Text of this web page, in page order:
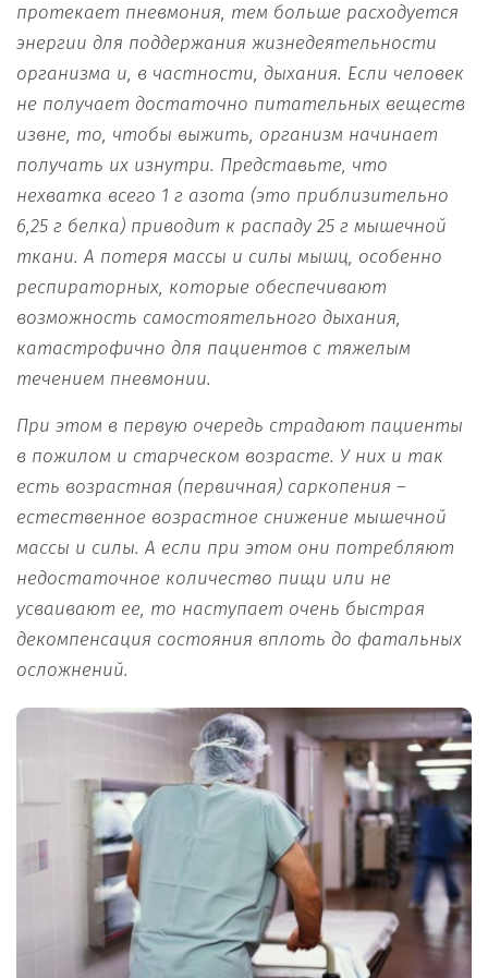
протекает пневмония, тем больше расходуется
энергии для поддержания жизнедеятельности
организма и, в частности, дыхания. Если человек
не получает достаточно питательных веществ
извне, то, чтобы выжить, организм начинает
получать их изнутри. Представьте, что
нехватка всего 1 г азота (это приблизительно
6,25 г белка) приводит к распаду 25 г мышечной
ткани. А потеря массы и силы мышц, особенно
респираторных, которые обеспечивают
возможность самостоятельного дыхания,
катастрофично для пациентов с тяжелым
течением пневмонии.
При этом в первую очередь страдают пациенты
в пожилом и старческом возрасте. У них и так
есть возрастная (первичная) саркопения –
естественное возрастное снижение мышечной
массы и силы. А если при этом они потребляют
недостаточное количество пищи или не
усваивают ее, то наступает очень быстрая
декомпенсация состояния вплоть до фатальных
осложнений.